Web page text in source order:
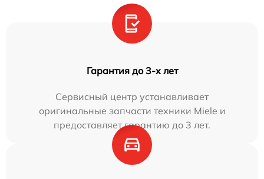
Гарантия до 3-х лет
Сервисный центр устанавливает
оригинальные запчасти техники Miele и
предоставляет гарантию до 3 лет.